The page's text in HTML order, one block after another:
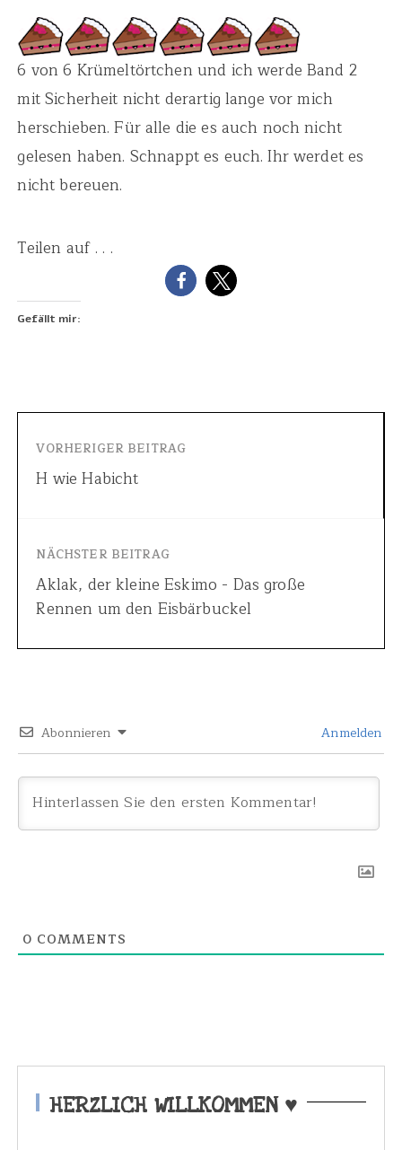
6 von 6 Krümeltörtchen und ich werde Band 2
mit Sicherheit nicht derartig lange vor mich
herschieben. Für alle die es auch noch nicht
gelesen haben. Schnappt es euch. Ihr werdet es
nicht bereuen.
Teilen auf . . .
Gefällt mir:
VORHERIGER BEITRAG
H wie Habicht
NÄCHSTER BEITRAG
Aklak, der kleine Eskimo - Das große
Rennen um den Eisbärbuckel
Abonnieren Anmelden
0 COMMENTS
HERZLICH WILLKOMMEN ♥